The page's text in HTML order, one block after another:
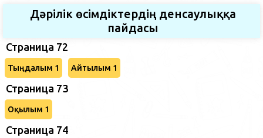
Дәрілік өсімдіктердің денсаулыққа
пайдасы
Страница 72
Тыңдалым 1 Айтылым 1
Страница 73
Оқылым 1
Страница 74